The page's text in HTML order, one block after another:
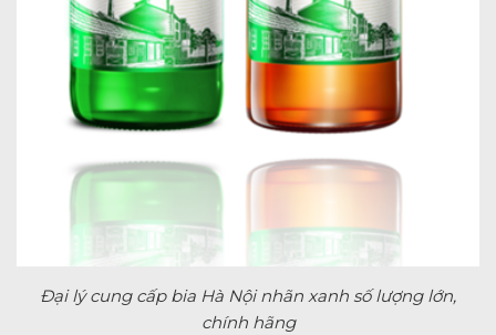
Đại lý cung cấp bia Hà Nội nhãn xanh số lượng lớn,
chính hãng